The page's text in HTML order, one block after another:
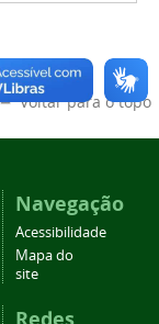
Voltar para o topo
Navegação
Acessibilidade
Mapa do
site